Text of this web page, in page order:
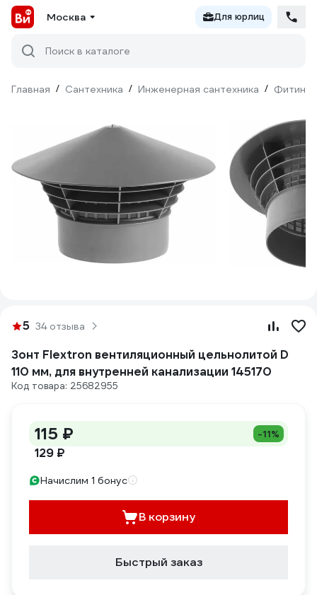
Москва Для юрлиц
Поиск в каталоге
Главная / Сантехника / Инженерная сантехника / Фитинги
5 34 отзыва
Зонт Flextron вентиляционный цельнолитой D
110 мм, для внутренней канализации 145170
Код товара: 25682955
115 ₽ -11%
129 ₽
Начислим 1 бонус
В корзину
Быстрый заказ